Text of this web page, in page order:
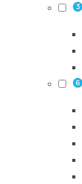
3
6